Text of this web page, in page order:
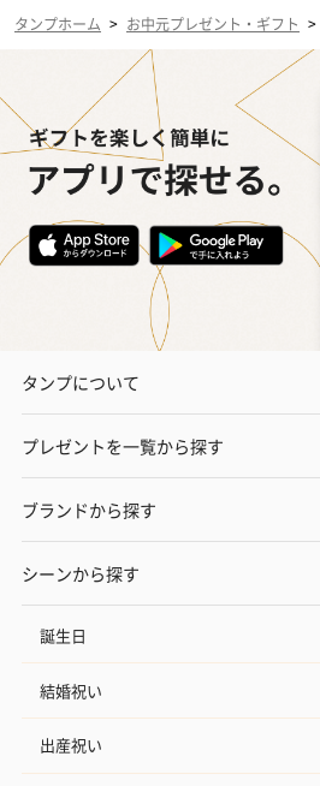
タンプホーム > お中元プレゼント・ギフト >
タンプについて
プレゼントを一覧から探す
ブランドから探す
シーンから探す
誕生日
結婚祝い
出産祝い